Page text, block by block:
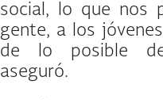
social, lo que nos
gente, a los
de lo posible
aseguró.